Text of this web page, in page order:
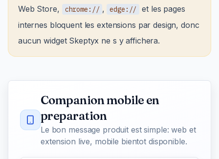
Web Store, chrome:// , edge://
et les pages
internes bloquent les extensions par design, donc
aucun widget Skeptyx ne s y affichera.
Companion mobile en
preparation
Le bon message produit est simple: web et
extension live, mobile bientot disponible.